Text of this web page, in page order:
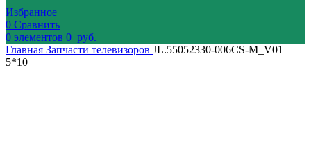
Избранное
0 Сравнить
0 элементов 0 руб.
Главная Запчасти телевизоров JL.55052330-006CS-M_V01
5*10